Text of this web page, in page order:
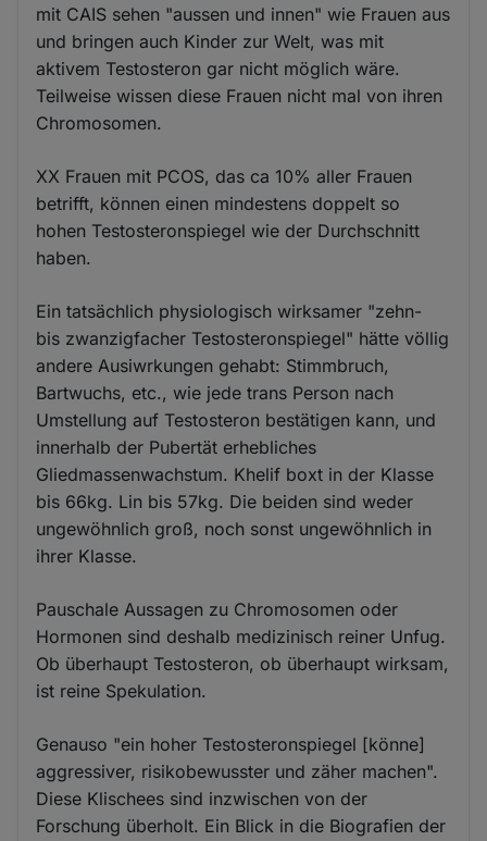
mit CAIS sehen "aussen und innen" wie Frauen aus
und bringen auch Kinder zur Welt, was mit
aktivem Testosteron gar nicht möglich wäre.
Teilweise wissen diese Frauen nicht mal von ihren
Chromosomen.
XX Frauen mit PCOS, das ca 10% aller Frauen
betrifft, können einen mindestens doppelt so
hohen Testosteronspiegel wie der Durchschnitt
haben.
Ein tatsächlich physiologisch wirksamer "zehn-
bis zwanzigfacher Testosteronspiegel" hätte völlig
andere Ausiwrkungen gehabt: Stimmbruch,
Bartwuchs, etc., wie jede trans Person nach
Umstellung auf Testosteron bestätigen kann, und
innerhalb der Pubertät erhebliches
Gliedmassenwachstum. Khelif boxt in der Klasse
bis 66kg. Lin bis 57kg. Die beiden sind weder
ungewöhnlich groß, noch sonst ungewöhnlich in
ihrer Klasse.
Pauschale Aussagen zu Chromosomen oder
Hormonen sind deshalb medizinisch reiner Unfug.
Ob überhaupt Testosteron, ob überhaupt wirksam,
ist reine Spekulation.
Genauso "ein hoher Testosteronspiegel [könne]
aggressiver, risikobewusster und zäher machen".
Diese Klischees sind inzwischen von der
Forschung überholt. Ein Blick in die Biografien der